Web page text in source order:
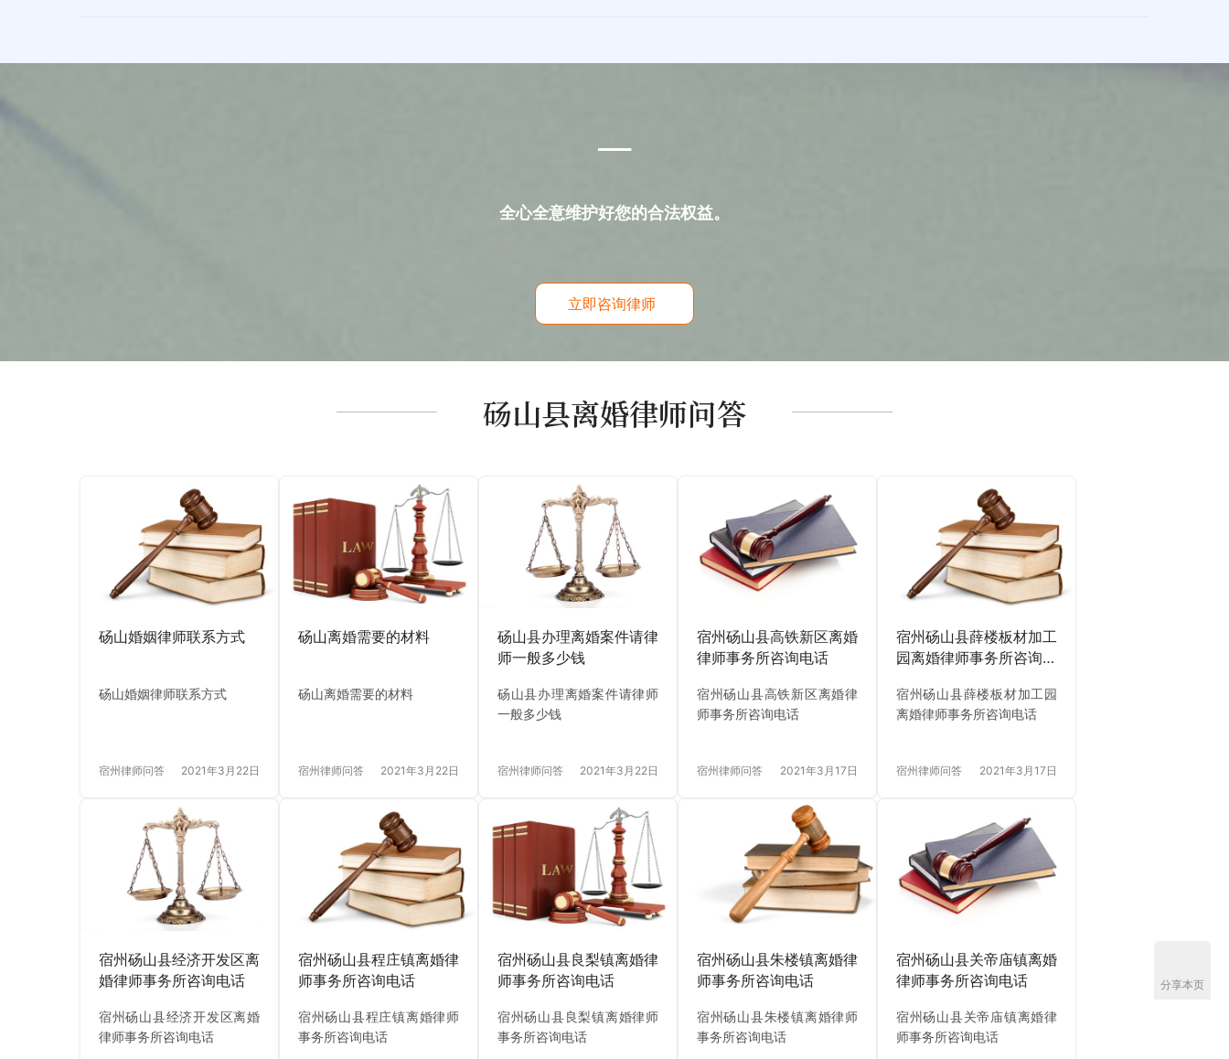
全心全意维护好您的合法权益。
立即咨询律师
砀山县离婚律师问答
砀山婚姻律师联系方式
砀山婚姻律师联系方式
宿州律师问答 2021年3月22日
砀山离婚需要的材料
砀山离婚需要的材料
宿州律师问答 2021年3月22日
砀山县办理离婚案件请律
师一般多少钱
砀山县办理离婚案件请律师
一般多少钱
宿州律师问答 2021年3月22日
宿州砀山县高铁新区离婚
律师事务所咨询电话
宿州砀山县高铁新区离婚律
师事务所咨询电话
宿州律师问答 2021年3月17日
宿州砀山县薛楼板材加工
园离婚律师事务所咨询电
宿州砀山县薛楼板材加工园
离婚律师事务所咨询电话
宿州律师问答 2021年3月17日
宿州砀山县经济开发区离
婚律师事务所咨询电话
宿州砀山县经济开发区离婚
律师事务所咨询电话
宿州砀山县程庄镇离婚律
师事务所咨询电话
宿州砀山县程庄镇离婚律师
事务所咨询电话
宿州砀山县良梨镇离婚律
师事务所咨询电话
宿州砀山县良梨镇离婚律师
事务所咨询电话
宿州砀山县朱楼镇离婚律
师事务所咨询电话
宿州砀山县朱楼镇离婚律师
事务所咨询电话
宿州砀山县关帝庙镇离婚
律师事务所咨询电话
宿州砀山县关帝庙镇离婚律
师事务所咨询电话
分享本页